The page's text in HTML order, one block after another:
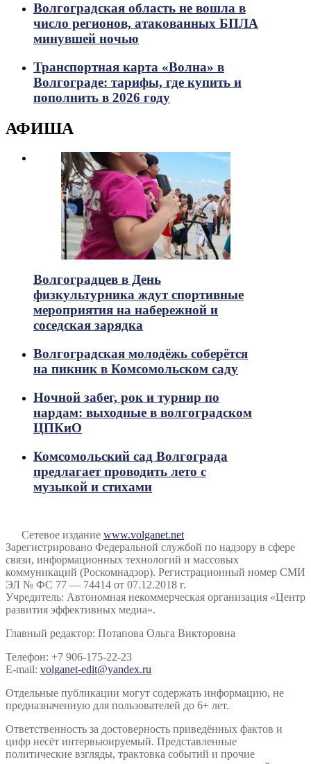
Волгоградская область не вошла в
число регионов, атакованных БПЛА
минувшей ночью
Транспортная карта «Волна» в
Волгограде: тарифы, где купить и
пополнить в 2026 году
АФИША
Волгоградцев в День
физкультурника ждут спортивные
мероприятия на набережной и
соседская зарядка
Волгоградская молодёжь соберётся
на пикник в Комсомольском саду
Ночной забег, рок и турнир по
нардам: выходные в волгоградском
ЦПКиО
Комсомольский сад Волгограда
предлагает проводить лето с
музыкой и стихами
Сетевое издание www.volganet.net
Зарегистрировано Федеральной службой по надзору в сфере
связи, информационных технологий и массовых
коммуникаций (Роскомнадзор). Регистрационный номер СМИ
ЭЛ № ФС 77 — 74414 от 07.12.2018 г.
Учредитель: Автономная некоммерческая организация «Центр
развития эффективных медиа».
Главный редактор: Потапова Ольга Викторовна
Телефон: +7 906-175-22-23
E-mail: volganet-edit@yandex.ru
Отдельные публикации могут содержать информацию, не
предназначенную для пользователей до 6+ лет.
Ответственность за достоверность приведённых фактов и
цифр несёт интервьюируемый. Представленные
политические взгляды, трактовка событий и прочие